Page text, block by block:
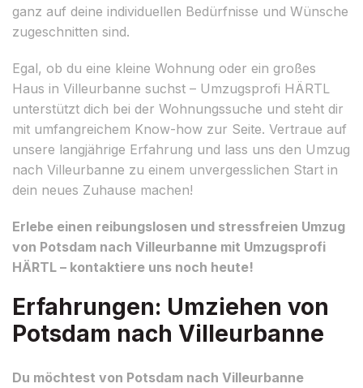
ganz auf deine individuellen Bedürfnisse und Wünsche
zugeschnitten sind.
Egal, ob du eine kleine Wohnung oder ein großes
Haus in Villeurbanne suchst – Umzugsprofi HÄRTL
unterstützt dich bei der Wohnungssuche und steht dir
mit umfangreichem Know-how zur Seite. Vertraue auf
unsere langjährige Erfahrung und lass uns den Umzug
nach Villeurbanne zu einem unvergesslichen Start in
dein neues Zuhause machen!
Erlebe einen reibungslosen und stressfreien Umzug
von Potsdam nach Villeurbanne mit Umzugsprofi
HÄRTL – kontaktiere uns noch heute!
Erfahrungen: Umziehen von
Potsdam nach Villeurbanne
Du möchtest von Potsdam nach Villeurbanne